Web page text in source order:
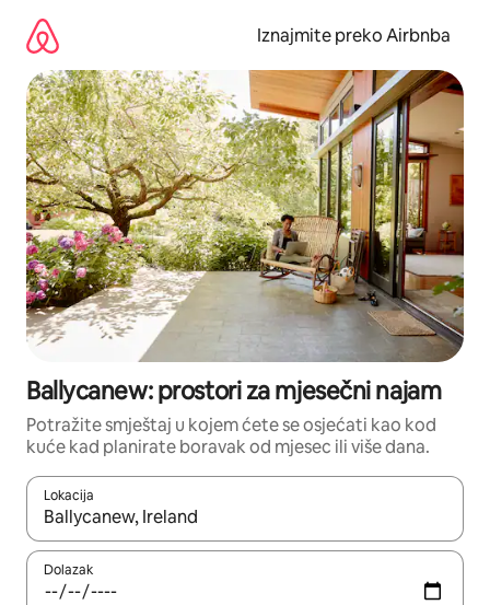
sadržaj
Iznajmite preko Airbnba
Ballycanew: prostori za mjesečni najam
Potražite smještaj u kojem ćete se osjećati kao kod
kuće kad planirate boravak od mjesec ili više dana.
Lokacija
Kada budu dostupni rezultati, moći ćete ih pregledati
Dolazak